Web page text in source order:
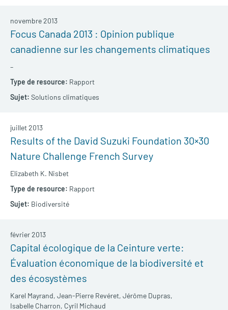
Focus Canada 2013 : Opinion publique
canadienne sur les changements climatiques
–
novembre 2013
Rapport
Solutions climatiques
Results of the David Suzuki Foundation 30×30
Nature Challenge French Survey
Elizabeth K. Nisbet
juillet 2013
Rapport
Biodiversité
Capital écologique de la Ceinture verte:
Évaluation économique de la biodiversité et
des écosystèmes
Karel Mayrand, Jean-Pierre Revéret, Jérôme Dupras,
Isabelle Charron, Cyril Michaud
février 2013